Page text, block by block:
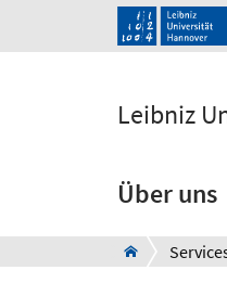
Leibniz
Über uns